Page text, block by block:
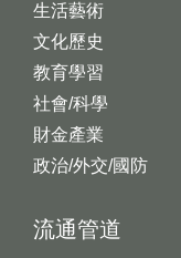
生活藝術
文化歷史
教育學習
社會/科學
財金產業
政治/外交/國防
流通管道